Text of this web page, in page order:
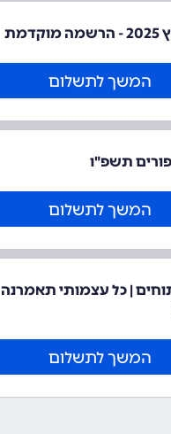
המשך לתשלום
תשפ"ו
המשך לתשלום
| כל עצמותי תאמרנה
המשך לתשלום